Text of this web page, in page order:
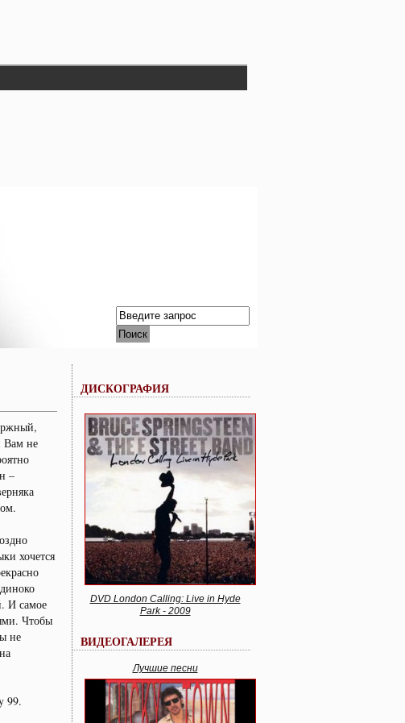
Вам не
–
хочется
И самое
Чтобы
не
99.
ДИСКОГРАФИЯ
DVD London Calling: Live in Hyde
Park - 2009
ВИДЕОГАЛЕРЕЯ
Лучшие песни